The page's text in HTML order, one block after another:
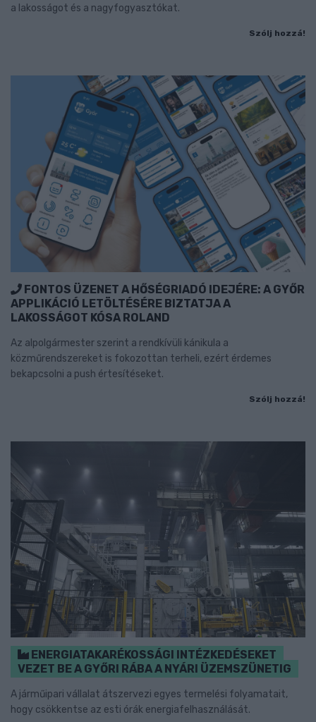
a lakosságot és a nagyfogyasztókat.
Szólj hozzá!
FONTOS ÜZENET A HŐSÉGRIADÓ IDEJÉRE: A GYŐR
APPLIKÁCIÓ LETÖLTÉSÉRE BIZTATJA A
LAKOSSÁGOT KÓSA ROLAND
Az alpolgármester szerint a rendkívüli kánikula a
közműrendszereket is fokozottan terheli, ezért érdemes
bekapcsolni a push értesítéseket.
Szólj hozzá!
ENERGIATAKARÉKOSSÁGI INTÉZKEDÉSEKET
VEZET BE A GYŐRI RÁBA A NYÁRI ÜZEMSZÜNETIG
A járműipari vállalat átszervezi egyes termelési folyamatait,
hogy csökkentse az esti órák energiafelhasználását.